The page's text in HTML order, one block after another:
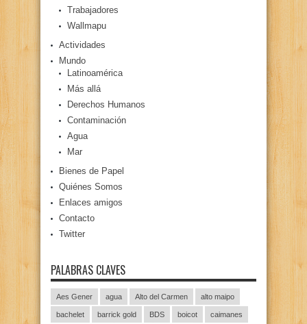
Trabajadores
Wallmapu
Actividades
Mundo
Latinoamérica
Más allá
Derechos Humanos
Contaminación
Agua
Mar
Bienes de Papel
Quiénes Somos
Enlaces amigos
Contacto
Twitter
PALABRAS CLAVES
Aes Gener agua Alto del Carmen alto maipo
bachelet barrick gold BDS boicot caimanes